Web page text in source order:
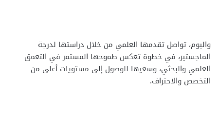
واليوم، تواصل تقدمها العلمي من خلال دراستها لدرجة
الماجستير، في خطوة تعكس طموحها المستمر في التعمق
العلمي والبحثي، وسعيها للوصول إلى مستويات أعلى من
التخصص والاحتراف.